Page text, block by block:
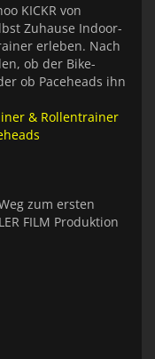
KICKR von
Zuhause Indoor-
erleben. Nach
ob der Bike-
ob Paceheads ihn
& Rollentrainer
zum ersten
FILM Produktion